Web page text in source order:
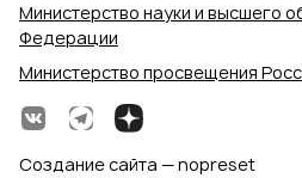
Министерство науки и высшего
Федерации
Министерство просвещения
Создание сайта — nopreset